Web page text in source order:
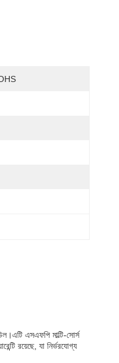
এসএফপি মাল্টি-সোর্স
রয়েছে, যা নির্ভরযোগ্য